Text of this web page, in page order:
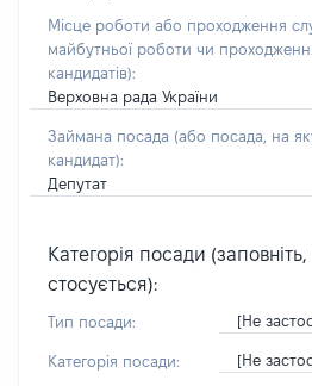
Місце роботи або проходження
майбутньої роботи чи
кандидатів):
Верховна рада України
Займана посада (або посада, на
кандидат):
Депутат
Категорія посади
стосується):
Тип посади: [Не
Категорія посади: [Не